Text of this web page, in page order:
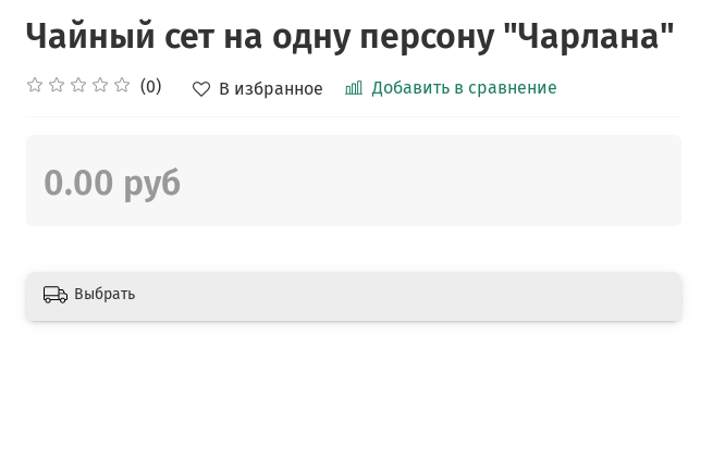
Чайный сет на одну персону "Чарлана"
(0) В избранное Добавить в сравнение
0.00 руб
Выбрать